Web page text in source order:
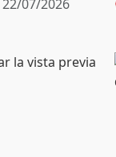
22/07/2026